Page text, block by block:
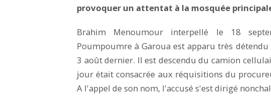
provoquer un attentat à la mosquée
Brahim Menoumour interpellé le 18
Poumpoumre à Garoua est apparu très
3 août dernier. Il est descendu du camion
jour était consacrée aux réquisitions du
A l'appel de son nom, l'accusé s'est dirigé